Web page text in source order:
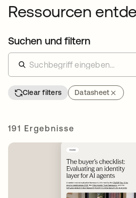
Ressourcen
Suchen und filtern
Clear filters Datasheet
191 Ergebnisse